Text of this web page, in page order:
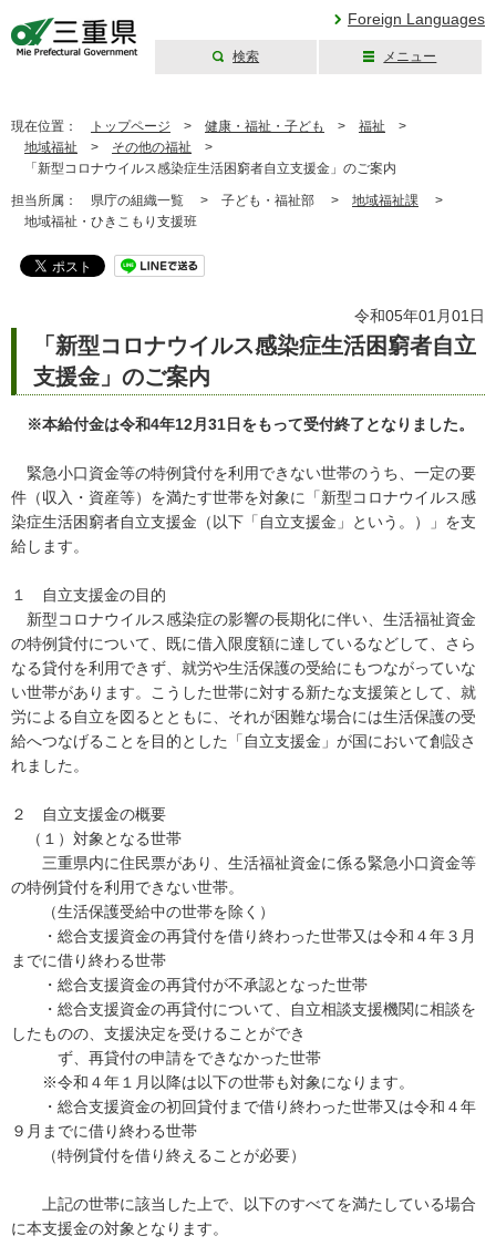
Foreign Languages
検索 メニュー
現在位置： トップページ > 健康・福祉・子ども > 福祉 >
地域福祉 > その他の福祉 >
「新型コロナウイルス感染症生活困窮者自立支援金」のご案内
担当所属： 県庁の組織一覧 > 子ども・福祉部 > 地域福祉課 >
地域福祉・ひきこもり支援班
令和05年01月01日
「新型コロナウイルス感染症生活困窮者自立
支援金」のご案内
※本給付金は令和4年12月31日をもって受付終了となりました。
緊急小口資金等の特例貸付を利用できない世帯のうち、一定の要
件（収入・資産等）を満たす世帯を対象に「新型コロナウイルス感
染症生活困窮者自立支援金（以下「自立支援金」という。）」を支
給します。
１ 自立支援金の目的
新型コロナウイルス感染症の影響の長期化に伴い、生活福祉資金
の特例貸付について、既に借入限度額に達しているなどして、さら
なる貸付を利用できず、就労や生活保護の受給にもつながっていな
い世帯があります。こうした世帯に対する新たな支援策として、就
労による自立を図るとともに、それが困難な場合には生活保護の受
給へつなげることを目的とした「自立支援金」が国において創設さ
れました。
２ 自立支援金の概要
（１）対象となる世帯
三重県内に住民票があり、生活福祉資金に係る緊急小口資金等
の特例貸付を利用できない世帯。
（生活保護受給中の世帯を除く）
・総合支援資金の再貸付を借り終わった世帯又は令和４年３月
までに借り終わる世帯
・総合支援資金の再貸付が不承認となった世帯
・総合支援資金の再貸付について、自立相談支援機関に相談を
したものの、支援決定を受けることができ
ず、再貸付の申請をできなかった世帯
※令和４年１月以降は以下の世帯も対象になります。
・総合支援資金の初回貸付まで借り終わった世帯又は令和４年
９月までに借り終わる世帯
（特例貸付を借り終えることが必要）
上記の世帯に該当した上で、以下のすべてを満たしている場合
に本支援金の対象となります。